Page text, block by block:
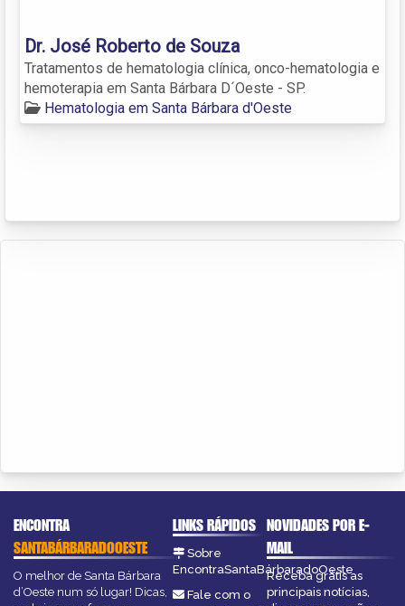
Dr. José Roberto de Souza
Tratamentos de hematologia clínica, onco-hematologia e
hemoterapia em Santa Bárbara D´Oeste - SP.
Hematologia em Santa Bárbara d'Oeste
ENCONTRA
SANTABÁRBARADOOESTE
O melhor de Santa Bárbara
d’Oeste num só lugar! Dicas,
LINKS RÁPIDOS
Sobre
EncontraSantaBárbaradoOeste
Fale com o
NOVIDADES POR E-
MAIL
Receba grátis as
principais notícias,